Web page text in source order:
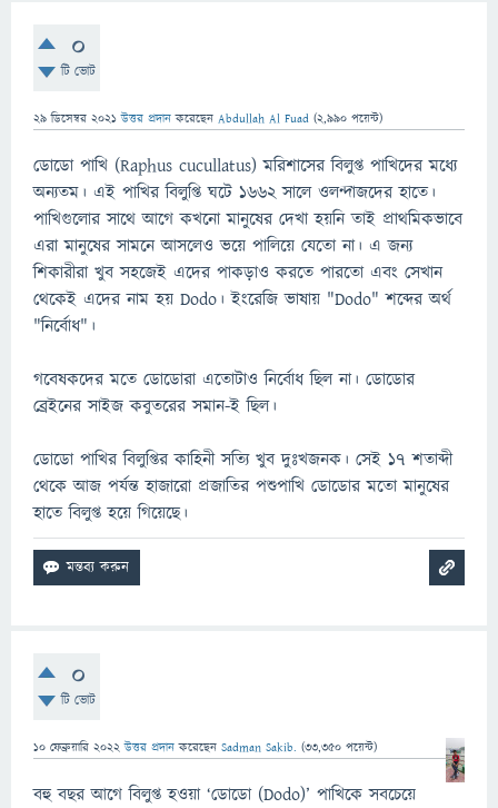
0
টি ভোট
29 ডিসেম্বর 2021 উত্তর প্রদান করেছেন Abdullah Al Fuad (2,990 পয়েন্ট)
ডোডো পাখি (Raphus cucullatus) মরিশাসের বিলুপ্ত পাখিদের মধ্যে
অন্যতম। এই পাখির বিলুপ্তি ঘটে ১৬৬২ সালে ওলন্দাজদের হাতে।
পাখিগুলোর সাথে আগে কখনো মানুষের দেখা হয়নি তাই প্রাথমিকভাবে
এরা মানুষের সামনে আসলেও ভয়ে পালিয়ে যেতো না। এ জন্য
শিকারীরা খুব সহজেই এদের পাকড়াও করতে পারতো এবং সেখান
থেকেই এদের নাম হয় Dodo। ইংরেজি ভাষায় "Dodo" শব্দের অর্থ
"নির্বোধ"।
গবেষকদের মতে ডোডোরা এতোটাও নির্বোধ ছিল না। ডোডোর
ব্রেইনের সাইজ কবুতরের সমান-ই ছিল।
ডোডো পাখির বিলুপ্তির কাহিনী সত্যি খুব দুঃখজনক। সেই ১৭ শতাব্দী
থেকে আজ পর্যন্ত হাজারো প্রজাতির পশুপাখি ডোডোর মতো মানুষের
হাতে বিলুপ্ত হয়ে গিয়েছে।
0
টি ভোট
10 ফেব্রুয়ারি 2022 উত্তর প্রদান করেছেন Sadman Sakib. (33,350 পয়েন্ট)
বহু বছর আগে বিলুপ্ত হওয়া ‘ডোডো (Dodo)’ পাখিকে সবচেয়ে